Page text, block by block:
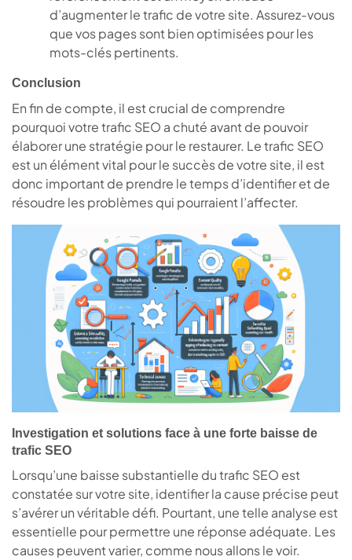
d’augmenter le trafic de votre site. Assurez-vous
que vos pages sont bien optimisées pour les
mots-clés pertinents.
Conclusion
En fin de compte, il est crucial de comprendre
pourquoi votre trafic SEO a chuté avant de pouvoir
élaborer une stratégie pour le restaurer. Le trafic SEO
est un élément vital pour le succès de votre site, il est
donc important de prendre le temps d’identifier et de
résoudre les problèmes qui pourraient l’affecter.
Investigation et solutions face à une forte baisse de
trafic SEO
Lorsqu’une baisse substantielle du trafic SEO est
constatée sur votre site, identifier la cause précise peut
s’avérer un véritable défi. Pourtant, une telle analyse est
essentielle pour permettre une réponse adéquate. Les
causes peuvent varier, comme nous allons le voir.